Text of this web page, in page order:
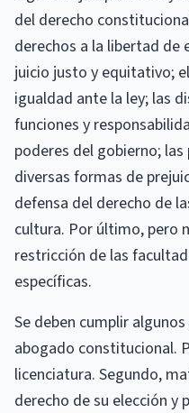
del derecho
derechos a la libertad de
juicio justo y equitativo;
igualdad ante la ley; las
funciones y
poderes del gobierno;
diversas formas de
defensa del derecho de
cultura. Por último, pero
restricción de las
específicas.
Se deben cumplir
abogado constitucional.
licenciatura. Segundo,
derecho de su elección y